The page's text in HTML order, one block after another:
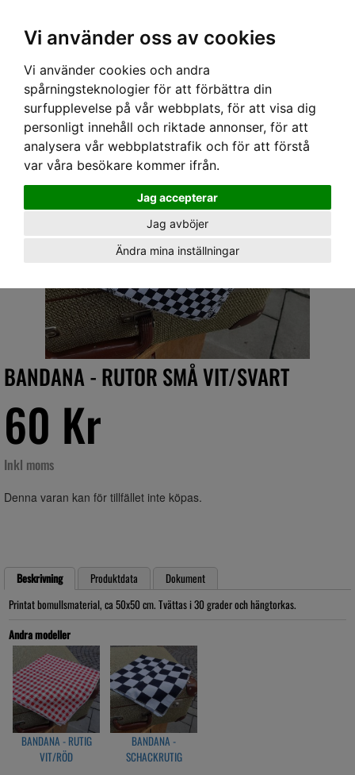
Vi använder oss av cookies
Vi använder cookies och andra
spårningsteknologier för att förbättra din
surfupplevelse på vår webbplats, för att visa dig
personligt innehåll och riktade annonser, för att
analysera vår webbplatstrafik och för att förstå
var våra besökare kommer ifrån.
Jag accepterar
Jag avböjer
Ändra mina inställningar
Hem› ACCESSOARER ›HÅRACCESSOARER › BANDANA - RUTOR SMÅ VIT/SVART
BANDANA - RUTOR SMÅ VIT/SVART
60 Kr
Inkl moms
Denna varan kan för tillfället inte köpas.
Beskrivning Produktdata
Dokument
Printat bomullsmaterial, ca 50x50 cm. Tvättas i 30 grader och hängtorkas.
Andra modeller
BANDANA - RUTIG
VIT/RÖD
BANDANA -
SCHACKRUTIG